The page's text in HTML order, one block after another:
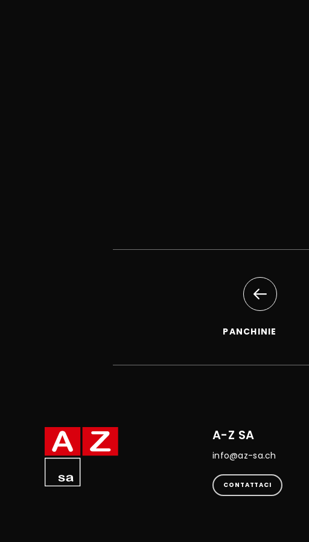
PANCHINIE
A-Z SA
info@az-sa.ch
CONTATTACI